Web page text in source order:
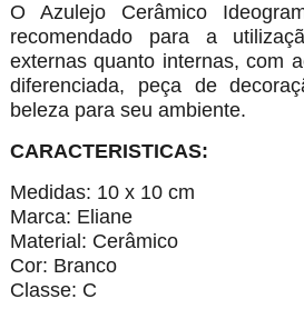
O Azulejo Cerâmico
recomendado para a
externas quanto internas, com
diferenciada, peça de
beleza para seu ambiente.
CARACTERISTICAS:
Medidas: 10 x 10 cm
Marca: Eliane
Material: Cerâmico
Cor: Branco
Classe: C